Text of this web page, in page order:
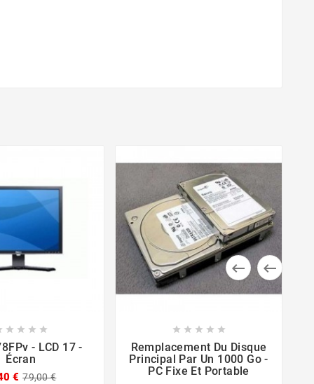
 
   
- LCD 17 -
Écran
€ 79,00 €
    
Remplacement Du Disque
Principal Par Un 1000 Go -
PC Fixe Et Portable